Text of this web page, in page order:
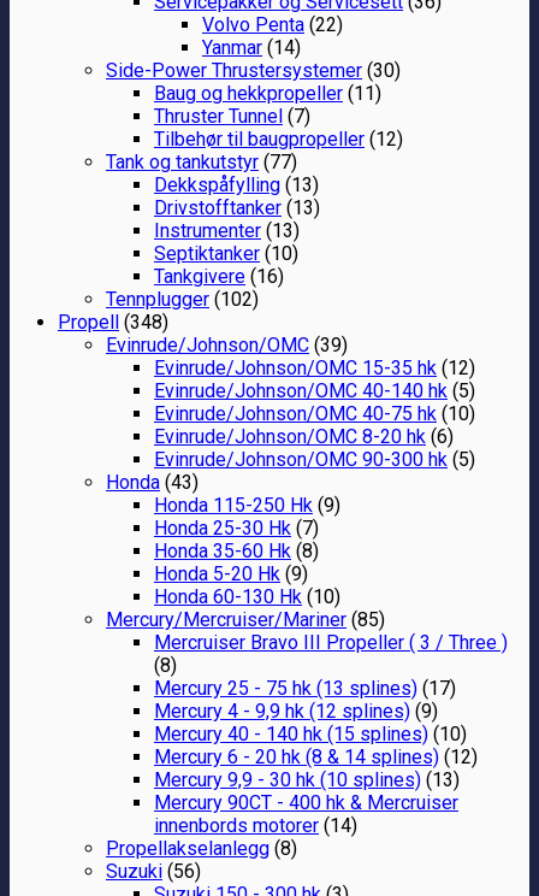
Volvo Penta (22)
Yanmar (14)
Side-Power Thrustersystemer (30)
Baug og hekkpropeller (11)
Thruster Tunnel (7)
Tilbehør til baugpropeller (12)
Tank og tankutstyr (77)
Dekkspåfylling (13)
Drivstofftanker (13)
Instrumenter (13)
Septiktanker (10)
Tankgivere (16)
Tennplugger (102)
Propell (348)
Evinrude/Johnson/OMC (39)
Evinrude/Johnson/OMC 15-35 hk (12)
Evinrude/Johnson/OMC 40-140 hk (5)
Evinrude/Johnson/OMC 40-75 hk (10)
Evinrude/Johnson/OMC 8-20 hk (6)
Evinrude/Johnson/OMC 90-300 hk (5)
Honda (43)
Honda 115-250 Hk (9)
Honda 25-30 Hk (7)
Honda 35-60 Hk (8)
Honda 5-20 Hk (9)
Honda 60-130 Hk (10)
Mercury/Mercruiser/Mariner (85)
Mercruiser Bravo III Propeller ( 3 / Three )
(8)
Mercury 25 - 75 hk (13 splines) (17)
Mercury 4 - 9,9 hk (12 splines) (9)
Mercury 40 - 140 hk (15 splines) (10)
Mercury 6 - 20 hk (8 & 14 splines) (12)
Mercury 9,9 - 30 hk (10 splines) (13)
Mercury 90CT - 400 hk & Mercruiser
innenbords motorer (14)
Propellakselanlegg (8)
Suzuki (56)